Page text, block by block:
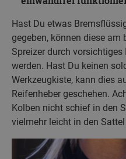
Hast Du etwas
gegeben, können diese
Spreizer durch
werden. Hast Du keinen
Werkzeugkiste, kann dies
Reifenheber geschehen.
Kolben nicht schief in den
vielmehr leicht in den